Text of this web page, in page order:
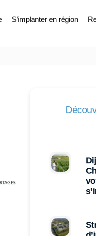
S’implanter en région